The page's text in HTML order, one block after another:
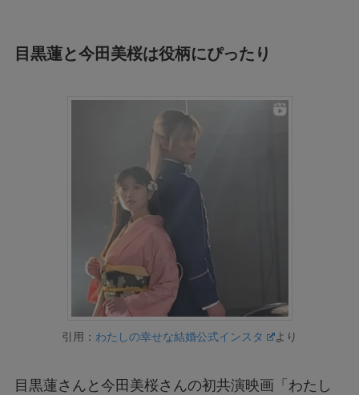
目黒蓮と今田美桜は役柄にぴったり
引用： わたしの幸せな結婚公式インスタ より
目黒蓮さんと今田美桜さんの初共演映画「わたし